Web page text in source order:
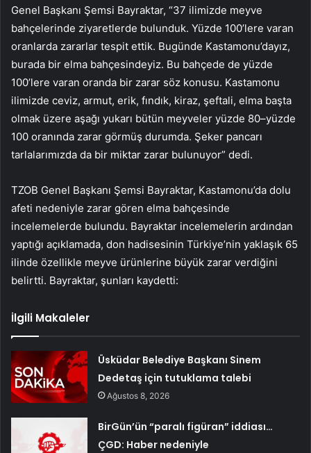
Genel Başkanı Şemsi Bayraktar, “37 ilimizde meyve
bahçelerinde ziyaretlerde bulunduk. Yüzde 100’lere varan
oranlarda zararlar tespit ettik. Bugünde Kastamonu’dayız,
burada bir elma bahçesindeyiz. Bu bahçede de yüzde
100’lere varan oranda bir zarar söz konusu. Kastamonu
ilimizde ceviz, armut, erik, fındık, kiraz, şeftali, elma başta
olmak üzere aşağı yukarı bütün meyveler yüzde 80–yüzde
100 oranında zarar görmüş durumda. Şeker pancarı
tarlalarımızda da bir miktar zarar bulunuyor” dedi.
TZOB Genel Başkanı Şemsi Bayraktar, Kastamonu’da dolu
afeti nedeniyle zarar gören elma bahçesinde
incelemelerde bulundu. Bayraktar incelemelerin ardından
yaptığı açıklamada, don hadisesinin Türkiye’nin yaklaşık 65
ilinde özellikle meyve ürünlerine büyük zarar verdiğini
belirtti. Bayraktar, şunları kaydetti:
İlgili Makaleler
Üsküdar Belediye Başkanı Sinem
Dedetaş için tutuklama talebi
Ağustos 8, 2026
BirGün’ün “paralı figüran” iddiası…
ÇGD: Haber nedeniyle